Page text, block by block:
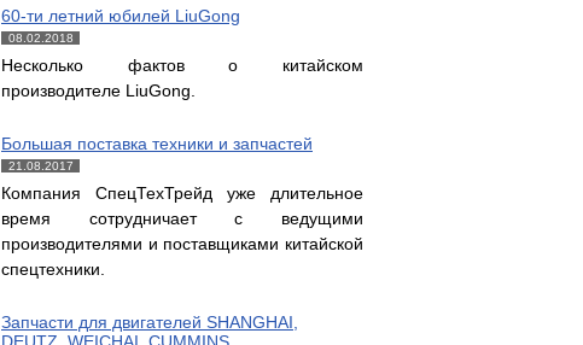
60-ти летний юбилей LiuGong
08.02.2018
Несколько фактов о китайском
производителе LiuGong.
Большая поставка техники и запчастей
21.08.2017
Компания СпецТехТрейд уже длительное
время сотрудничает с ведущими
производителями и поставщиками китайской
спецтехники.
Запчасти для двигателей SHANGHAI,